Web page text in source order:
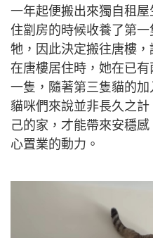
一年起便搬出來獨自租
住劏房的時候收養了第
牠，因此決定搬往唐樓
在唐樓居住時，她在已
一隻，隨著第三隻貓的
貓咪們來說並非長久之
己的家，才能帶來安穩
心置業的動力。